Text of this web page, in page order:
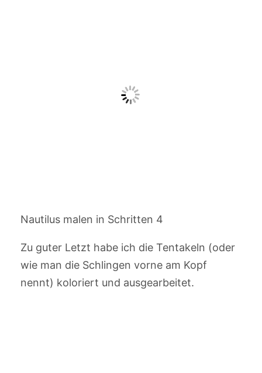
Nautilus malen in Schritten 4
Zu guter Letzt habe ich die Tentakeln (oder
wie man die Schlingen vorne am Kopf
nennt) koloriert und ausgearbeitet.